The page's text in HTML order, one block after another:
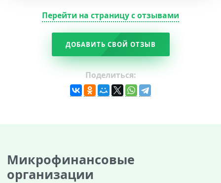
Перейти на страницу с отзывами
ДОБАВИТЬ СВОЙ ОТЗЫВ
Поделиться:
Микрофинансовые
организации